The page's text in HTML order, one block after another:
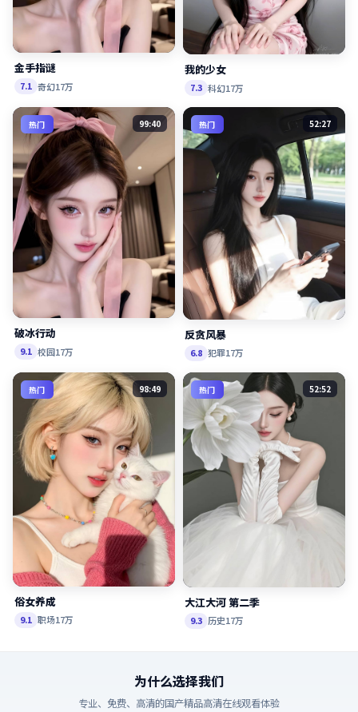
金手指谜
7.1 奇幻17万
我的少女
7.3 科幻17万
热门 99:40
破冰行动
9.1 校园17万
热门 52:27
反贪风暴
6.8 犯罪17万
热门 98:49
俗女养成
9.1 职场17万
热门 52:52
大江大河 第二季
9.3 历史17万
为什么选择我们
专业、免费、高清的国产精品高清在线观看体验